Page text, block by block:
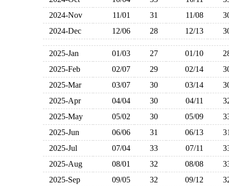
2024-Nov
11/01 31 11/08
2024-Dec
12/06 28 12/13
2025-Jan 01/03 27 01/10
2025-Feb
02/07 29 02/14
2025-Mar
03/07 30 03/14
2025-Apr
04/04 30 04/11
2025-May
05/02 30 05/09
2025-Jun
06/06 31 06/13
2025-Jul
07/04 33 07/11
2025-Aug
08/01 32 08/08
2025-Sep
09/05 32 09/12